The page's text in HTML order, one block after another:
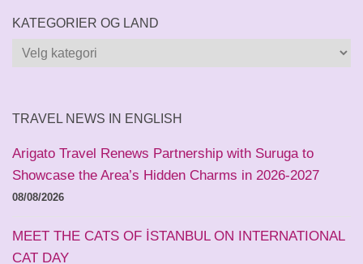
KATEGORIER OG LAND
Kategorier
TRAVEL NEWS IN ENGLISH
Arigato Travel Renews Partnership with Suruga to
Showcase the Area’s Hidden Charms in 2026-2027
08/08/2026
MEET THE CATS OF İSTANBUL ON INTERNATIONAL
CAT DAY